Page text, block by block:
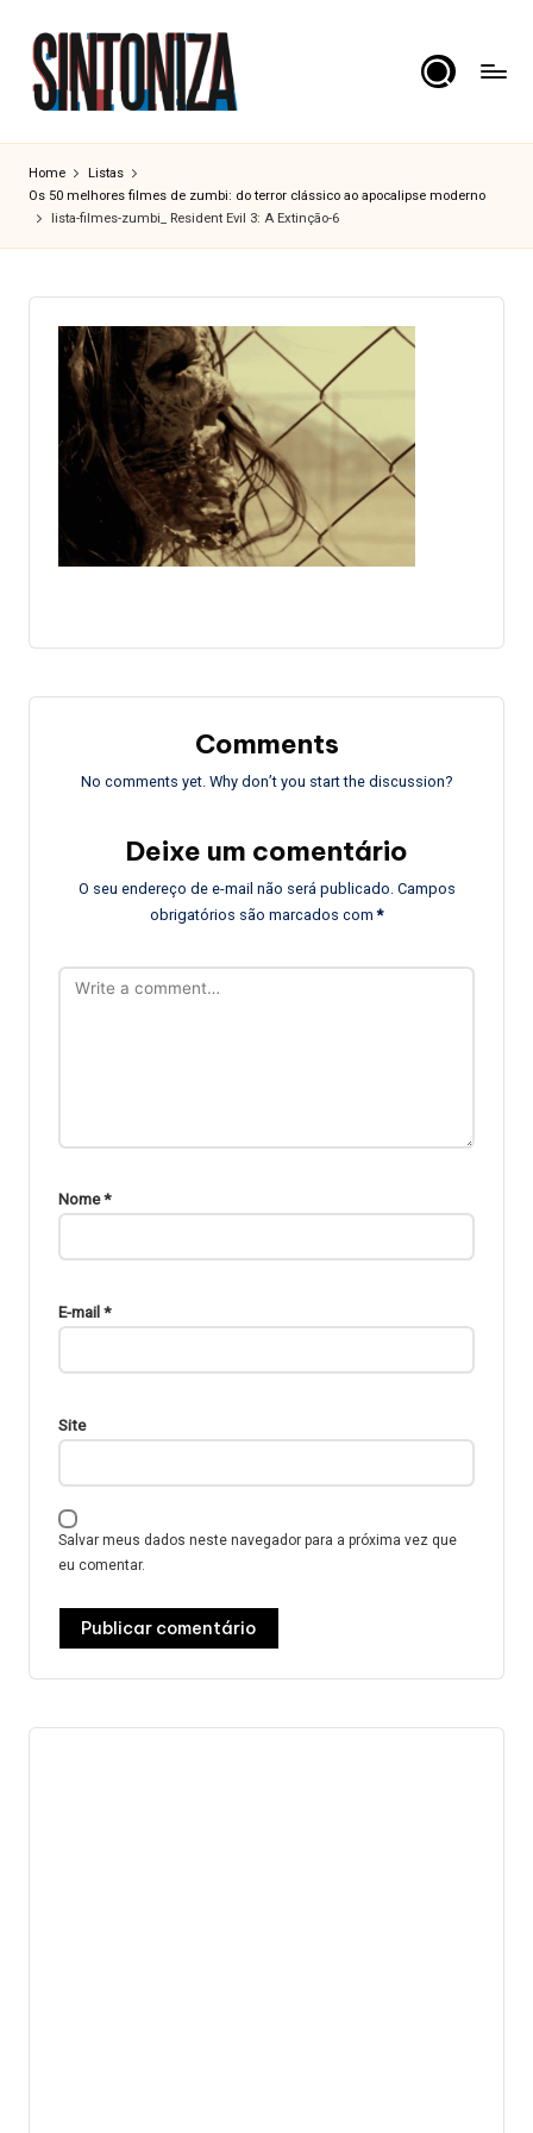
content
i
n
t
o
cinema.
Home
Listas
Os 50 melhores filmes de zumbi: do terror clássico ao apocalipse moderno
lista-filmes-zumbi_ Resident Evil 3: A Extinção-6
Comments
No comments yet. Why don’t you start the discussion?
Deixe um comentário
O seu endereço de e-mail não será publicado. Campos
obrigatórios são marcados com*
Nome*
E-mail*
Site
Salvar meus dados neste navegador para a próxima vez que
eu comentar.